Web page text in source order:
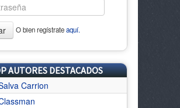
O bien regístrateaquí.
AUTORES DESTACADOS
Carrion